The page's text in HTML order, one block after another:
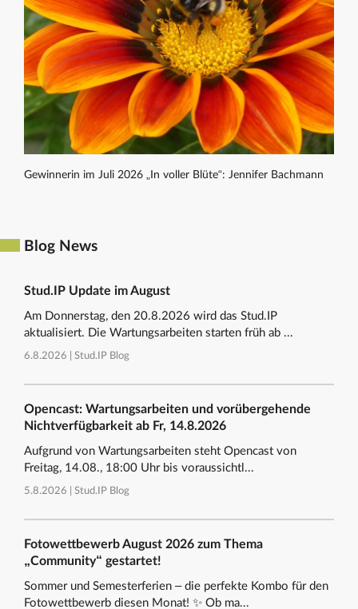
Gewinnerin im Juli 2026 „In voller Blüte“: Jennifer Bachmann
Blog News
Stud.IP Update im August
Am Donnerstag, den 20.8.2026 wird das Stud.IP
aktualisiert. Die Wartungsarbeiten starten früh ab ...
6.8.2026 | Stud.IP Blog
Opencast: Wartungsarbeiten und vorübergehende
Nichtverfügbarkeit ab Fr, 14.8.2026
Aufgrund von Wartungsarbeiten steht Opencast von
Freitag, 14.08., 18:00 Uhr bis voraussichtl...
5.8.2026 | Stud.IP Blog
Fotowettbewerb August 2026 zum Thema
„Community“ gestartet!
Sommer und Semesterferien – die perfekte Kombo für den
Fotowettbewerb diesen Monat! ✨ Ob ma...